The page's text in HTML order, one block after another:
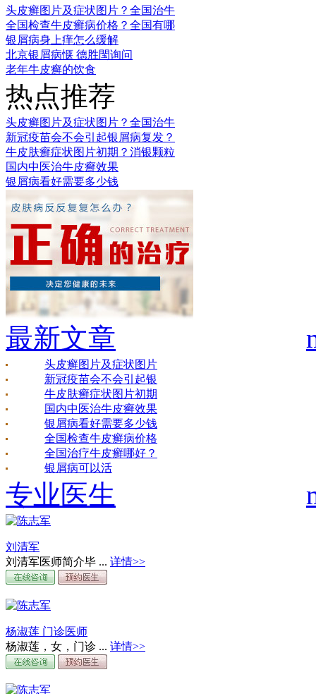
头皮癣图片及症状图片？全国治牛
全国检查牛皮癣病价格？全国有哪
银屑病身上痒怎么缓解
北京银屑病惬 德胜閠询问
老年牛皮癣的饮食
热点推荐
头皮癣图片及症状图片？全国治牛
新冠疫苗会不会引起银屑病复发？
牛皮肤癣症状图片初期？消银颗粒
国内中医治牛皮癣效果
银屑病看好需要多少钱
最新文章
头皮癣图片及症状图片
新冠疫苗会不会引起银
牛皮肤癣症状图片初期
国内中医治牛皮癣效果
银屑病看好需要多少钱
全国检查牛皮癣病价格
全国治疗牛皮癣哪好？
银屑病可以活
专业医生
刘清军
刘清军医师简介毕 ... 详情>>
杨淑莲 门诊医师
杨淑莲，女，门诊 ... 详情>>